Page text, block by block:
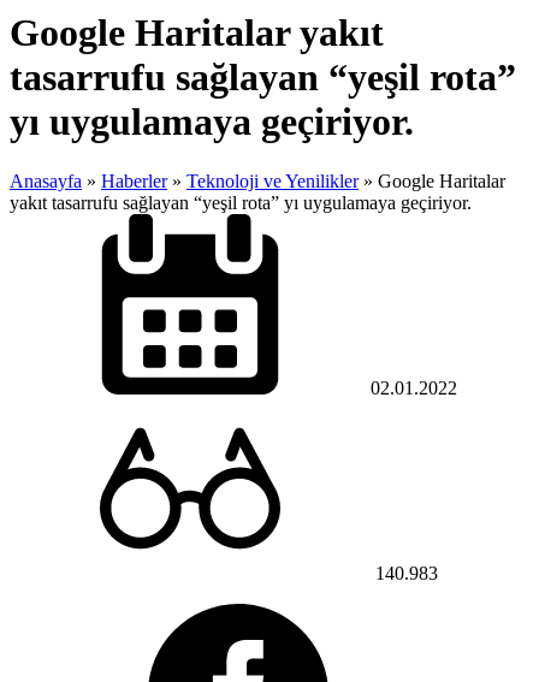
Google Haritalar yakıt
tasarrufu sağlayan “yeşil rota”
yı uygulamaya geçiriyor.
Anasayfa » Haberler » Teknoloji ve Yenilikler » Google Haritalar
yakıt tasarrufu sağlayan “yeşil rota” yı uygulamaya geçiriyor.
02.01.2022
140.983